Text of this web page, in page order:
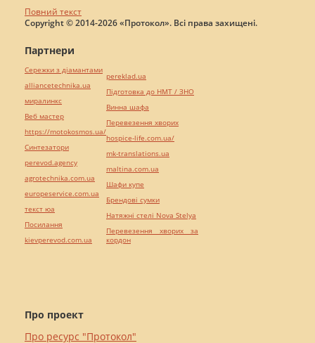
Повний текст
Copyright © 2014-2026 «Протокол». Всі права захищені.
Про проект
Про ресурс "Протокол"
Партнери
Сережки з діамантами
alliancetechnika.ua
миралинкс
Веб мастер
https://motokosmos.ua/
Синтезатори
perevod.agency
agrotechnika.com.ua
europeservice.com.ua
текст юа
Посилання
kievperevod.com.ua
pereklad.ua
Підготовка до НМТ / ЗНО
Винна шафа
Перевезення хворих
hospice-life.com.ua/
mk-translations.ua
maltina.com.ua
Шафи купе
Брендові сумки
Натяжні стелі Nova Stelya
Перевезення хворих за
кордон